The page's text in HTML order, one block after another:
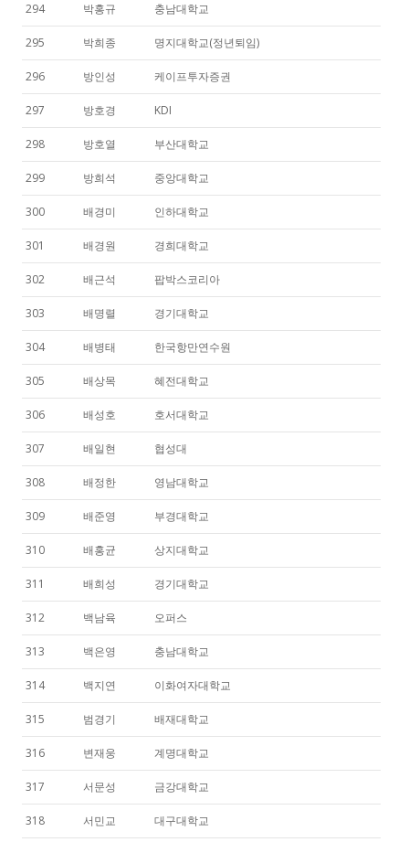
294 박홍규 충남대학교
295 박희종 명지대학교(정년퇴임)
296 방인성 케이프투자증권
297 방호경 KDI
298 방호열 부산대학교
299 방희석 중앙대학교
300 배경미 인하대학교
301 배경원 경희대학교
302 배근석 팝박스코리아
303 배명렬 경기대학교
304 배병태 한국항만연수원
305 배상목 혜전대학교
306 배성호 호서대학교
307 배일현 협성대
308 배정한 영남대학교
309 배준영 부경대학교
310 배홍균 상지대학교
311 배희성 경기대학교
312 백남육 오퍼스
313 백은영 충남대학교
314 백지연 이화여자대학교
315 범경기 배재대학교
316 변재웅 계명대학교
317 서문성 금강대학교
318 서민교 대구대학교